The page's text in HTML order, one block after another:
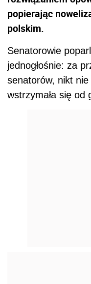
popierając
polskim.
Senatorowie
jednogłośnie: za
senatorów, nikt nie
wstrzymała się od